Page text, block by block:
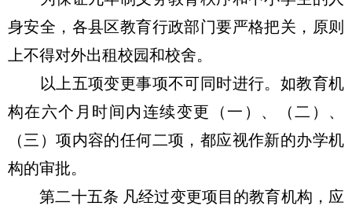
身安全，各县区教育行政部门要严格把关，原则
上不得对外出租校园和校舍。
以上五项变更事项不可同时进行。如教育机
构在六个月时间内连续变更（一）、（二）、
（三）项内容的任何二项，都应视作新的办学机
构的审批。
第二十五条 凡经过变更项目的教育机构，应